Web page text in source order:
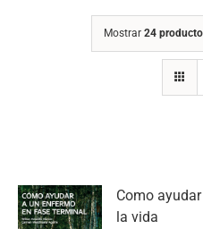
Mostrar 24
Como
la vida